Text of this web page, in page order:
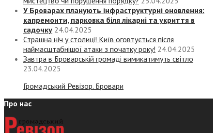
У Броварах планують інфраструктурні оновлення:
капремонти, парковка біля лікарні та укриття в
садочку 24.04.2025
Страшна ніч у столиці! Київ оговтується після
наймасштабнішої атаки з початку року! 24.04.2025
Завтра в Броварській громаді вимикатимуть світло
23.04.2025
Громадський Ревізор. Бровари
Про нас